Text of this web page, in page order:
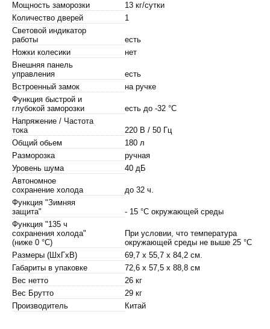
Мощность заморозки
13 кг/сутки
Количество дверей
1
Световой индикатор
работы
есть
Ножки колесики
нет
Внешняя панель
управления
есть
Встроенный замок
на ручке
Функция быстрой и
глубокой заморозки
есть до -32 °С
Напряжение / Частота
тока
220 В / 50 Гц
Общий обьем
180 л
Разморозка
ручная
Уровень шума
40 дБ
Автономное
сохранение холода
до 32 ч.
Функция "Зимняя
защита"
- 15 °С окружающей среды
Функция "135 ч
сохранения холода"
(ниже 0 °С)
При условии, что температура
окружающей среды не выше 25 °С
Размеры (ШхГхВ)
69,7 х 55,7 х 84,2 см.
Габариты в упаковке
72,6 х 57,5 х 88,8 см
Вес нетто
26 кг
Вес Брутто
29 кг
Производитель
Китай